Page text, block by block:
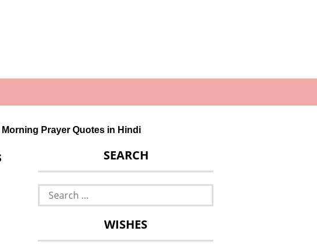
Morning Prayer Quotes in Hindi
SEARCH
Search
for:
WISHES